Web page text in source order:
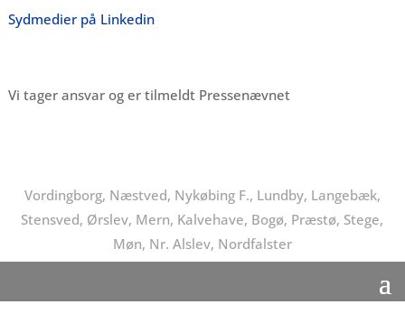
Sydmedier på Linkedin
Vi tager ansvar og er tilmeldt Pressenævnet
Vordingborg, Næstved, Nykøbing F., Lundby, Langebæk,
Stensved, Ørslev, Mern, Kalvehave, Bogø, Præstø, Stege,
Møn, Nr. Alslev, Nordfalster